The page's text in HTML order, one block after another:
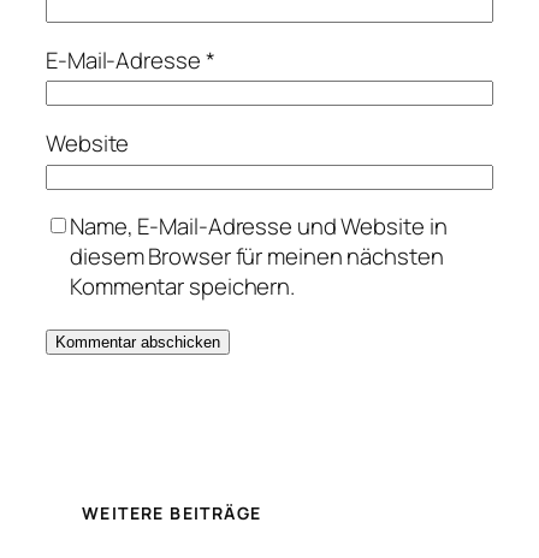
E-Mail-Adresse*
Website
Name, E-Mail-Adresse und Website in
diesem Browser für meinen nächsten
Kommentar speichern.
WEITERE BEITRÄGE